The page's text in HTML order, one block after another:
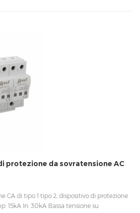
protezione da sovratensione AC
CA di tipo 1 tipo 2, dispositivo di protezione
15kA In: 30kA Bassa tensione su